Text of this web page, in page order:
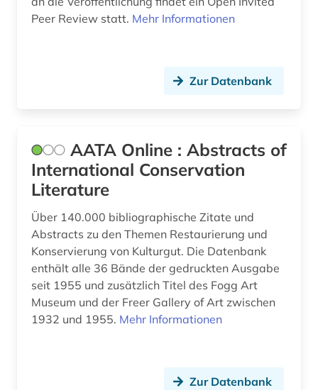
berlin (4)
bibliografie (5)
bibliographie (2)
bibliometrie (1)
bibliothek (4)
bibliotheksbestand (1)
bibliotheksgeschichte (1)
bibliothekswesen (1)
bilddatenbank (4)
Suedasien (1)
Tschechische Republik (1)
Tuerkei (1)
Peer Review statt. Mehr Informationen
Zur Datenbank
AATA Online : Abstracts of
International Conservation
Literature
Über 140.000 bibliographische Zitate und
Abstracts zu den Themen Restaurierung und
Konservierung von Kulturgut. Die Datenbank
enthält alle 36 Bände der gedruckten Ausgabe
seit 1955 und zusätzlich Titel des Fogg Art
Museum und der Freer Gallery of Art zwischen
1932 und 1955. Mehr Informationen
Zur Datenbank